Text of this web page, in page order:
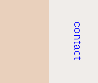
contact